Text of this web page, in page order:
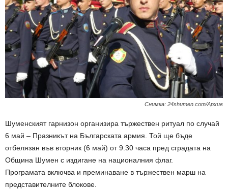
Снимка: 24shumen.com/Архив
Шуменският гарнизон организира тържествен ритуал по случай
6 май – Празникът на Българската армия. Той ще бъде
отбелязан във вторник (6 май) от 9.30 часа пред сградата на
Община Шумен с издигане на националния флаг.
Програмата включва и преминаване в тържествен марш на
представителните блокове.